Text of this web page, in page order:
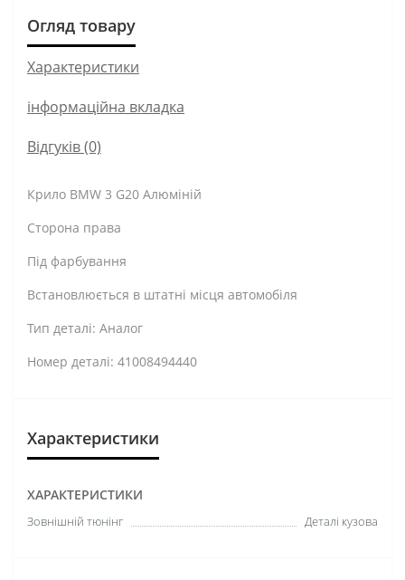
Огляд товару
Характеристики
інформаційна вкладка
Відгуків (0)
Крило BMW 3 G20 Алюміній
Сторона права
Під фарбування
Встановлюється в штатні місця автомобіля
Тип деталі: Аналог
Номер деталі: 41008494440
Характеристики
ХАРАКТЕРИСТИКИ
Зовнішній тюнінг Деталі кузова